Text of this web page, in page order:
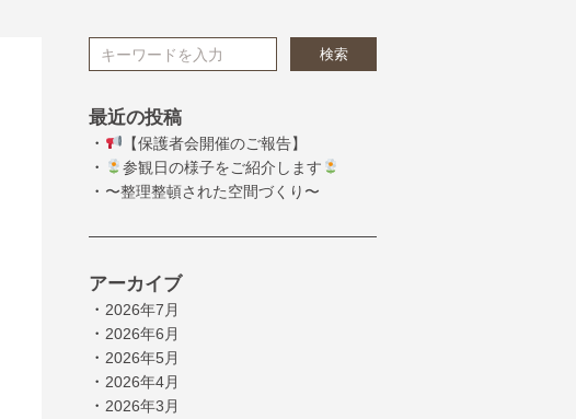
検索
最近の投稿
・ 【保護者会開催のご報告】
・ 参観日の様子をご紹介します
・ 〜整理整頓された空間づくり〜
アーカイブ
・ 2026年7月
・ 2026年6月
・ 2026年5月
・ 2026年4月
・ 2026年3月